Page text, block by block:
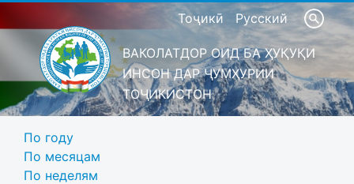
Тоҷикӣ Русский
ВАКОЛАТДОР ОИД БА ҲУҚУҚИ
ИНСОН ДАР ҶУМҲУРИИ
ТОҶИКИСТОН
По году
По месяцам
По неделям